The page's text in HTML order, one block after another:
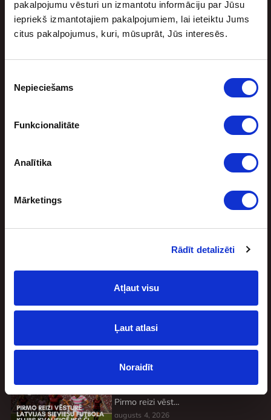
pakalpojumu vēsturi un izmantotu informāciju par Jūsu
iepriekš izmantotajiem pakalpojumiem, lai ieteiktu Jums
citus pakalpojumus, kuri, mūsuprāt, Jūs interesēs.
izvēle
Nepieciešams
Funkcionalitāte
Analītika
Mārketings
Rādīt detalizēti
Atļaut visu
Ļaut atlasi
Noraidīt
Sporta bonuss
Pirmo reizi vēsturē Latvijas sieviešu futbola klubs kvalificējies ČL otrajai kārtai
augusts 4, 2026